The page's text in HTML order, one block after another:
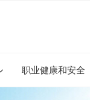
职业健康和安全